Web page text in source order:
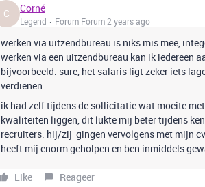
C Corné
Legend Forum|Forum|2 years ago
werken via uitzendbureau is niks mis mee,
werken via een uitzendbureau kan ik iedereen
bijvoorbeeld. sure, het salaris ligt zeker iets
verdienen
ik had zelf tijdens de sollicitatie wat moeite
kwaliteiten liggen, dit lukte mij beter tijdens
recruiters. hij/zij gingen vervolgens met mijn
heeft mij enorm geholpen en ben inmiddels
Like Reageer